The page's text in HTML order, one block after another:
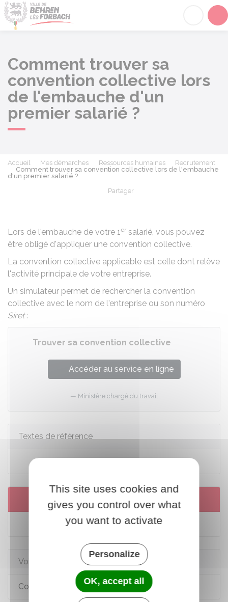
Comment trouver sa
convention collective lors
de l'embauche d'un
premier salarié ?
Accueil Mes démarches Ressources humaines
Recrutement
Comment trouver sa convention collective lors de l'embauche
d'un premier salarié ?
Partager
Lors de l'embauche de votre 1er salarié, vous pouvez
être obligé d'appliquer une convention collective.
La convention collective applicable est celle dont relève
l'activité principale de votre entreprise.
Un simulateur permet de rechercher la convention
collective avec le nom de l'entreprise ou son numéro
Siret:
Trouver sa convention collective
Accéder au service en ligne
Ministère chargé du travail
Textes de référence
Code du travail : article L2261-2
Services en ligne et formulaires
Trouver sa convention collective
Voir aussi
Convention collective
This site uses cookies and
gives you control over what
you want to activate
Personalize
OK, accept all